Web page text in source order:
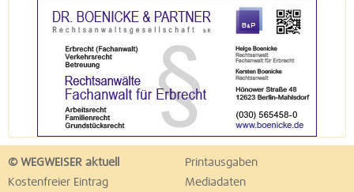
© WEGWEISER aktuell
Printausgaben
Kostenfreier Eintrag
Mediadaten